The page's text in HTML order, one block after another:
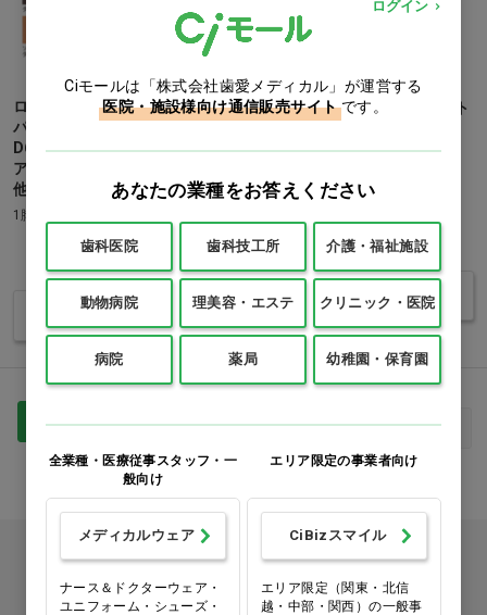
ロビーチェア 150シリーズ(丸
パイプ脚タイプ)[コクヨ]
D600(背あり)アームレスチェ
ア W1500×D600×H670mm…
他
1脚
バリエーションを見る
木脚ソファ 右肘タイプ ミント
1脚
価格：ログイン後表示
バリエーションを見る
最初 前へ 次へ 最後
カタログをご利用のお客様
カタログ請求
ログイン
Ciモールは「株式会社歯愛メディカル」が運営する
医院・施設様向け通信販売サイト です。
あなたの業種をお答えください
歯科医院 歯科技工所 介護・福祉施設
動物病院 理美容・エステ クリニック・医院
病院 薬局 幼稚園・保育園
全業種・医療従事スタッフ・一
般向け
メディカルウェア
ナース＆ドクターウェア・
ユニフォーム・シューズ・
エリア限定の事業者向け
CiBizスマイル
エリア限定（関東・北信
越・中部・関西）の一般事